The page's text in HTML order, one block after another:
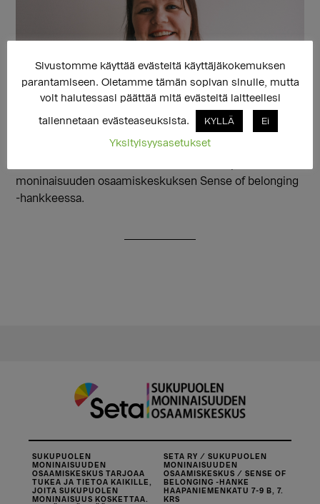
usi Värien välissä -podcast on suunnattu kohtaamisen
moninaisuuden osaamiskeskuksen Sense of belonging
-hankkeessa.
SUKUPUOLEN
MONINAISUUDEN
OSAAMISKESKUS TARJOAA
TUKEA JA TIETOA KAIKILLE,
JOITA SUKUPUOLEN
MONINAISUUS KOSKETTAA.
SETA RY / SUKUPUOLEN
MONINAISUUDEN
OSAAMISKESKUS / SENSE OF
BELONGING -HANKE
HAAPANIEMENKATU 7-9 B, 7.
KRS
Sivustomme käyttää evästeitä käyttäjäkokemuksen
parantamiseen. Oletamme tämän sopivan sinulle, mutta
voit halutessasi päättää mitä evästeitä laitteellesi
tallennetaan evästeaseuksista. KYLLÄ Ei
Yksityisyysasetukset